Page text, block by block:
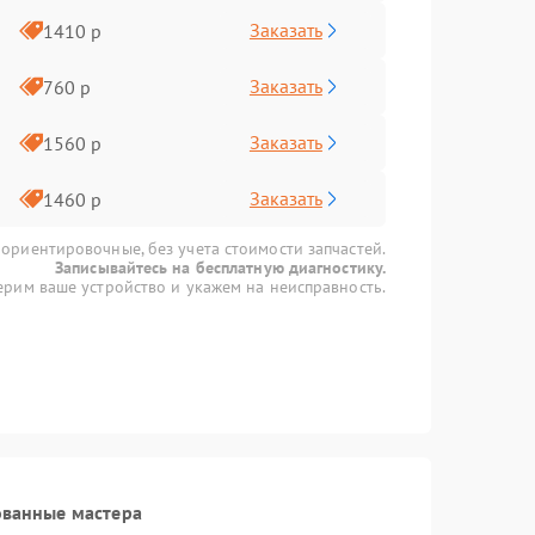
1410 р Заказать
760 р Заказать
1560 р Заказать
1460 р Заказать
без учета стоимости запчастей.
Записывайтесь на бесплатную диагностику.
ваше устройство и укажем на неисправность.
мастера